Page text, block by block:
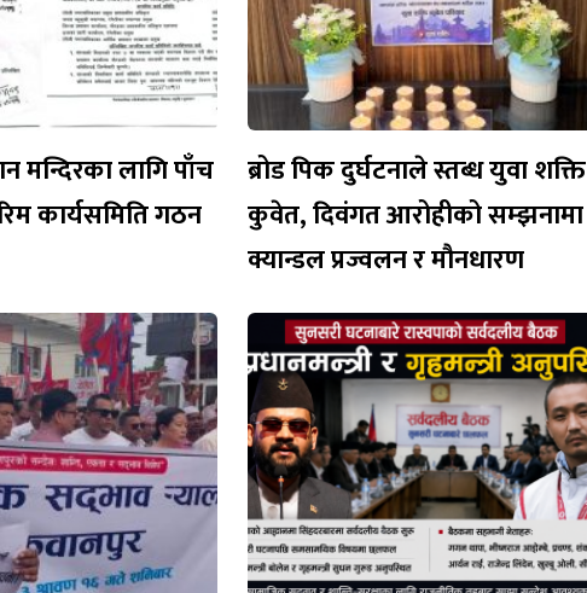
मन्दिरका लागि पाँच
कार्यसमिति गठन
ब्रोड पिक दुर्घटनाले स्तब्ध युवा शक्ति
कुवेत, दिवंगत आरोहीको सम्झनामा
क्यान्डल प्रज्वलन र मौनधारण